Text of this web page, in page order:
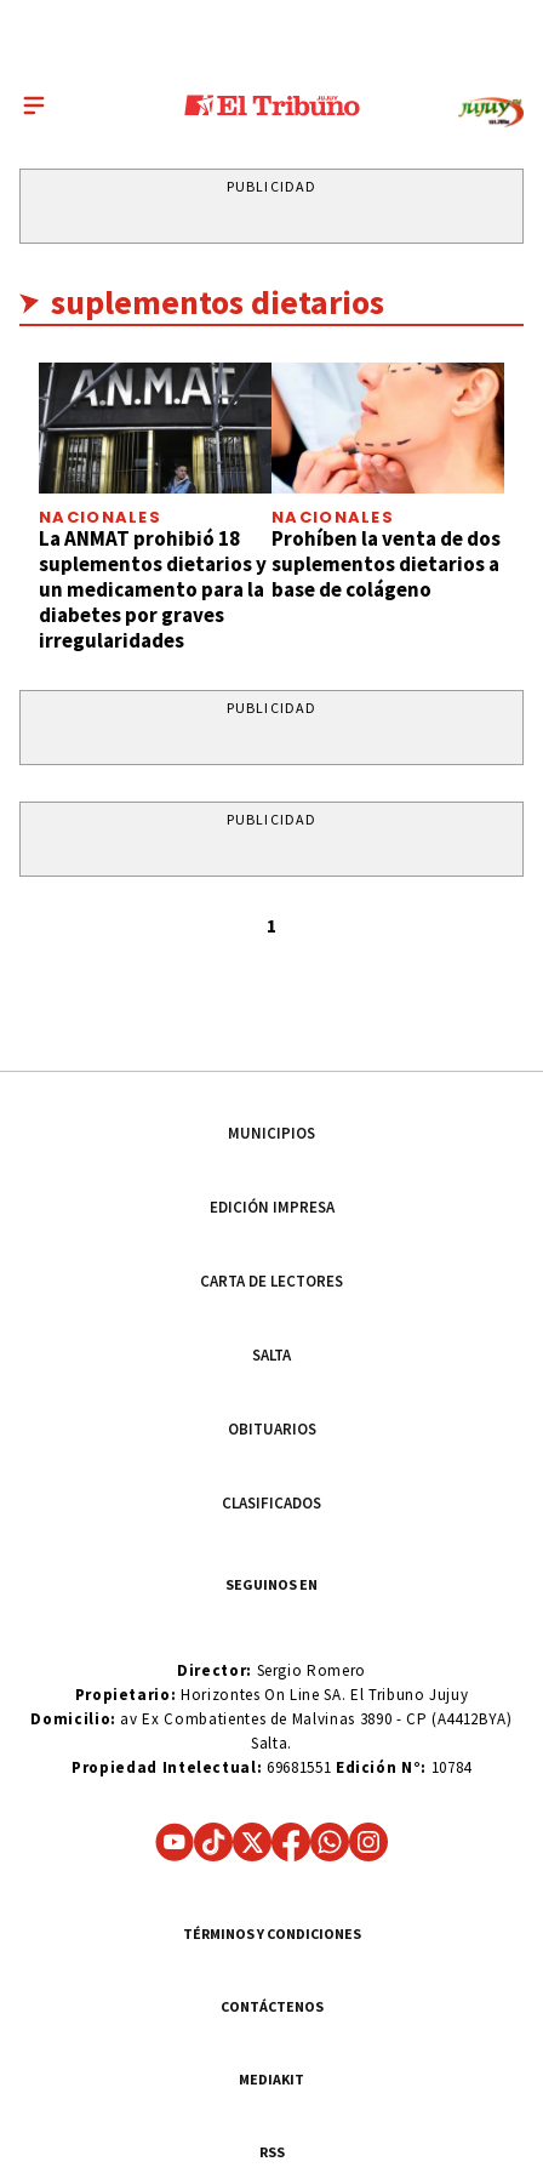
PUBLICIDAD
suplementos dietarios
NACIONALES
La ANMAT prohibió 18
suplementos dietarios y
un medicamento para la
diabetes por graves
irregularidades
NACIONALES
Prohíben la venta de dos
suplementos dietarios a
base de colágeno
PUBLICIDAD
PUBLICIDAD
1
MUNICIPIOS
EDICIÓN IMPRESA
CARTA DE LECTORES
SALTA
OBITUARIOS
CLASIFICADOS
SEGUINOS EN
Director: Sergio Romero
Propietario:Horizontes On Line SA. El Tribuno Jujuy
Domicilio: av Ex Combatientes de Malvinas 3890 - CP (A4412BYA)
Salta.
Propiedad Intelectual: 69681551 Edición N°: 10784
TÉRMINOS Y CONDICIONES
CONTÁCTENOS
MEDIAKIT
RSS